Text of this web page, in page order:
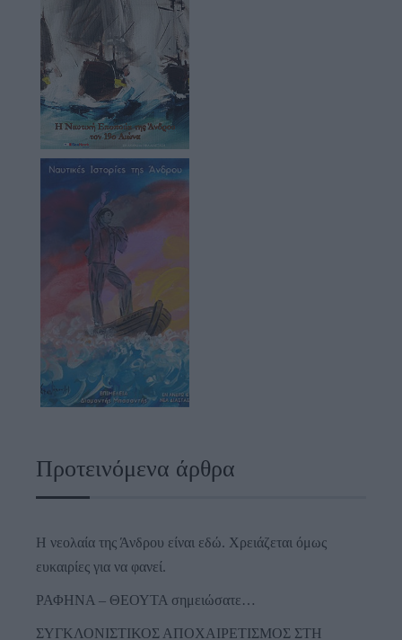
Προτεινόμενα άρθρα
Η νεολαία της Άνδρου είναι εδώ. Χρειάζεται όμως
ευκαιρίες για να φανεί.
ΡΑΦΗΝΑ – ΘΕΟΥΤΑ σημειώσατε…
ΣΥΓΚΛΟΝΙΣΤΙΚΟΣ ΑΠΟΧΑΙΡΕΤΙΣΜΟΣ ΣΤΗ